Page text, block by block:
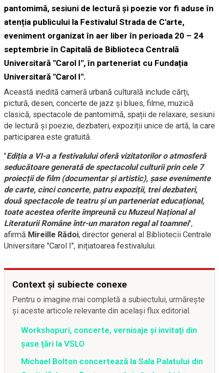
pantomimă, sesiuni de lectură și poezie vor fi aduse în
atenția publicului la Festivalul Strada de C'arte,
eveniment organizat în aer liber în perioada 20 – 24
septembrie în Capitală de Biblioteca Centrală
Universitară "Carol I", în parteneriat cu Fundația
Universitară "Carol I".
Această inedită cameră urbană culturală include cărți,
pictură, desen, concerte de jazz și blues, filme, muzică
clasică, spectacole de pantomimă, spații de relaxare, sesiuni
de lectură și poezie, dezbateri, expoziții unice de artă, la care
participarea este gratuită.
"Ediția a VI-a a festivalului oferă vizitatorilor o atmosferă
seducătoare generată de spectacolul culturii prin cele 7
proiecții de film (documentar și artistic), șase evenimente
de carte, cinci concerte, patru expoziții, trei dezbateri,
două spectacole de teatru și un parteneriat educațional,
toate acestea oferite împreună cu Muzeul Național al
Literaturii Române într-un maraton regal al toamnei",
afirmă Mireille Rădoi, director general al Bibliotecii Centrale
Universitare "Carol I", inițiatoarea festivalului.
Context și subiecte conexe
Pentru o imagine mai completă a subiectului, urmărește
și aceste articole relevante din același flux editorial.
Workshopuri, concerte, vernisaje şi invitaţi din
şase ţări la VSLO
Michael Bolton concertează la Sala Palatului din